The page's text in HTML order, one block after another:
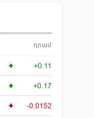
դրամ
+0.11
+0.17
-0.0152